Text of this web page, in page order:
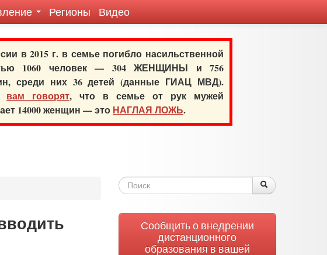
Регионы Видео
в 2015 г. в семье погибло насильственной
1060 человек — 304 ЖЕНЩИНЫ и 756
среди них 36 детей (данные ГИАЦ МВД).
вам говорят, что в семье от рук мужей
14000 женщин — это НАГЛАЯ ЛОЖЬ.
Форма
Поиск
Сообщить о внедрении
дистанционного
образования в вашей